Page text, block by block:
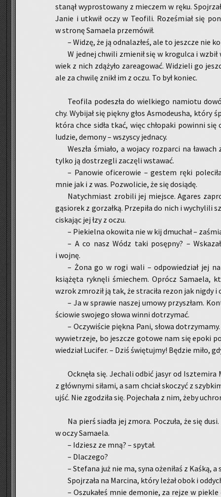
sta­nął wy­pro­sto­wa­ny z mie­czem w ręku.
Janie i utkwił oczy w Teo­fi­li. Ro­ze­śmiał się
w stro­nę Sa­ma­ela prze­mó­wił.
– Widzę, że ją od­na­la­złeś, ale to jesz­cze nie
W jed­nej chwi­li zmie­nił się w kro­gul­ca i
wiek z nich zdą­ży­ło za­re­ago­wać. Wi­dzie­li go
ale za chwi­lę znikł im z oczu. To był ko­niec.
Teo­fi­la po­de­szła do wiel­kie­go na­mio­tu
chy. Wy­bi­jał się pięk­ny głos Asmo­deu­sha, który
która chce sidła tkać, więc chło­pa­ki po­win­ni się
lu­dzie, de­mo­ny – wszy­scy jed­na­cy.
We­szła śmia­ło, a wo­ja­cy roz­par­ci na
tylko ją do­strze­gli za­czę­li wsta­wać.
– Pa­no­wie ofi­ce­ro­wie – ge­stem ręki
mnie jak i z was. Po­zwo­li­cie, że się do­sią­dę.
Na­tych­miast zro­bi­li jej miej­sce. Aga­res
gą­sio­rek z go­rzał­ką. Prze­pi­ła do nich i wy­chy­li­li
ci­ska­jąc jej łzy z oczu.
– Pie­kiel­na oko­wi­ta nie w kij dmu­chał –
– A co nasz Wódz taki po­sęp­ny? –
i wojnę.
– Żona go w rogi wali – od­po­wie­dział jej
ksią­żę­ta ryk­nę­li śmie­chem. Oprócz Sa­ma­ela,
wzrok zmro­ził ją tak, że stra­ci­ła rezon jak nigdy i
– Ja w spra­wie na­szej umowy przy­szłam.
ścio­wie swo­je­go słowa winni do­trzy­mać.
– Oczy­wi­ście pięk­na Pani, słowa
wy­wie­trze­je, bo jesz­cze go­to­we nam się epoki
wie­dział Lu­ci­fer. – Dziś świę­tuj­my! Bę­dzie miło,
Ock­nę­ła się. Je­cha­li odbić jasyr od Isz­te­mi­ra
z głów­ny­mi si­ła­mi, a sam chciał sko­czyć z
ujść. Nie zgo­dzi­ła się. Po­je­cha­ła z nim, żeby
Na pierś sia­dła jej zmora. Po­czu­ła, że się
w oczy Sa­ma­ela.
– Idziesz ze mną? – spy­tał.
– Dla­cze­go?
– Ste­fa­na już nie ma, syna oże­ni­łaś z Kaśką,
Spoj­rza­ła na Mar­ci­na, który leżał obok i
– Oszu­ka­łeś mnie de­mo­nie, za rejze w